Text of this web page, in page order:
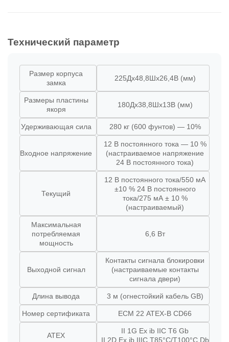
Технический параметр
Размер корпуса
замка
225Дx48,8Шx26,4В (мм)
Размеры пластины
якоря
180Дx38,8Шx13В (мм)
Удерживающая сила 280 кг (600 фунтов) — 10%
Входное напряжение
12 В постоянного тока — 10 %
(настраиваемое напряжение
24 В постоянного тока)
Текущий
12 В постоянного тока/550 мА
±10 % 24 В постоянного
тока/275 мА ± 10 %
(настраиваемый)
Максимальная
потребляемая
мощность
6,6 Вт
Выходной сигнал
Контакты сигнала блокировки
(настраиваемые контакты
сигнала двери)
Длина вывода 3 м (огнестойкий кабель GB)
Номер сертификата ЕСМ 22 ATEX-B CD66
АТЕХ
II 1G Ex ib IIC T6 Gb
II 2D Ex ib IIIC T85°C/T100°C Db